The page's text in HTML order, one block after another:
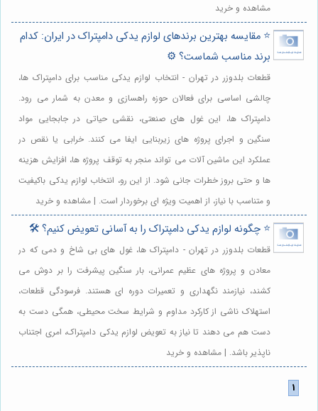
مشاهده و خرید
⭐️ مقایسه بهترین برندهای لوازم یدکی دامپتراک در ایران: کدام
برند مناسب شماست؟ ⚙️
قطعات بلدوزر در تهران - انتخاب لوازم یدکی مناسب برای دامپتراک ها،
چالشی اساسی برای فعالان حوزه راهسازی و معدن به شمار می رود.
دامپتراک ها، این غول های صنعتی، نقشی حیاتی در جابجایی مواد
سنگین و اجرای پروژه های زیربنایی ایفا می کنند. خرابی یا نقص در
عملکرد این ماشین آلات می تواند منجر به توقف پروژه ها، افزایش هزینه
ها و حتی بروز خطرات جانی شود. از این رو، انتخاب لوازم یدکی باکیفیت
و متناسب با نیاز، از اهمیت ویژه ای برخوردار است. | مشاهده و خرید
⭐️ چگونه لوازم یدکی دامپتراک را به آسانی تعویض کنیم؟ 🛠️
قطعات بلدوزر در تهران - دامپتراک ها، غول های بی شاخ و دمی که در
معادن و پروژه های عظیم عمرانی، بار سنگین پیشرفت را بر دوش می
کشند، نیازمند نگهداری و تعمیرات دوره ای هستند. فرسودگی قطعات،
استهلاک ناشی از کارکرد مداوم و شرایط سخت محیطی، همگی دست به
دست هم می دهند تا نیاز به تعویض لوازم یدکی دامپتراک، امری اجتناب
ناپذیر باشد. | مشاهده و خرید